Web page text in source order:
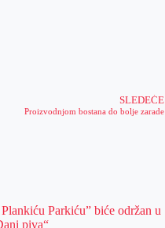
SLEDEĆE
Proizvodnjom bostana do bolje zarade
Parkiću” biće održan u
piva“